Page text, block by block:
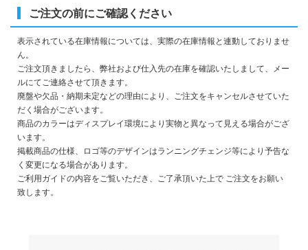
ご注文の前にご確認ください
表示されている在庫情報については、実際の在庫情報と連動しておりませ
ん。
ご注文頂きましたら、弊社および仕入先の在庫を確認いたしまして、メー
ルにてご連絡させて頂きます。
廃盤や欠品・納期未定などの理由により、ご注文をキャンセルさせていた
だく場合がございます。
商品のカラーはディスプレイ環境により実物と異なって見える場合がござ
います。
掲載商品の仕様、ロゴ等のデザインはランニングチェンジ等により予告な
く変更になる場合があります。
ご利用ガイドの内容をご覧いただき、ご了承頂いた上で ご注文をお願い
致します。